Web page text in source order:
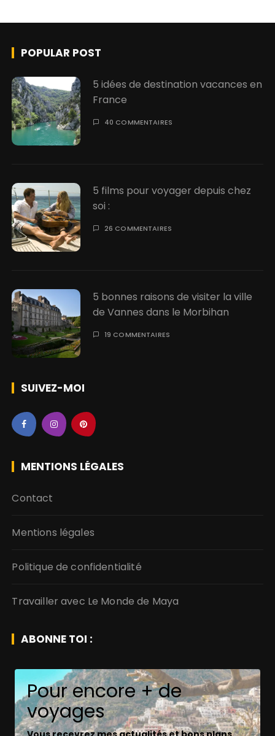
POPULAR POST
5 idées de destination vacances en
France
40 COMMENTAIRES
5 films pour voyager depuis chez
soi :
26 COMMENTAIRES
5 bonnes raisons de visiter la ville
de Vannes dans le Morbihan
19 COMMENTAIRES
SUIVEZ-MOI
MENTIONS LÉGALES
Contact
Mentions légales
Politique de confidentialité
Travailler avec Le Monde de Maya
ABONNE TOI :
Pour encore + de
voyages